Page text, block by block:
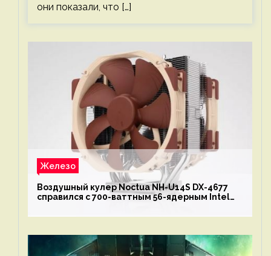
они показали, что […]
Железо
Воздушный кулер Noctua NH-U14S DX-4677
справился с 700-ваттным 56-ядерным Intel